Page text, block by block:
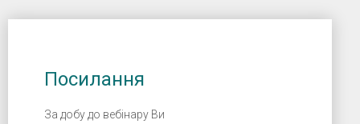
Посилання
За добу до вебінару Ви